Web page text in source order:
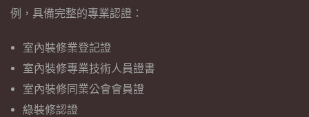
例，具備完整的專業認證：
室內裝修業登記證
室內裝修專業技術人員證書
室內裝修同業公會會員證
綠裝修認證